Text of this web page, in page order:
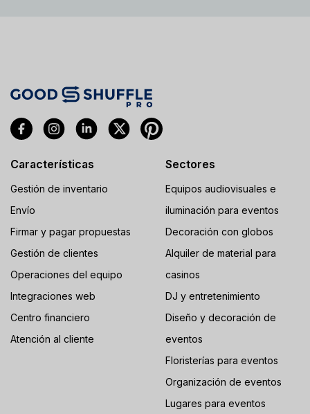
Características
Gestión de inventario
Envío
Firmar y pagar propuestas
Gestión de clientes
Operaciones del equipo
Integraciones web
Centro financiero
Atención al cliente
Sectores
Equipos audiovisuales e
iluminación para eventos
Decoración con globos
Alquiler de material para
casinos
DJ y entretenimiento
Diseño y decoración de
eventos
Floristerías para eventos
Organización de eventos
Lugares para eventos